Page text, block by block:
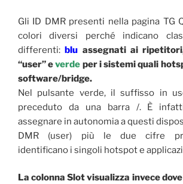
Gli ID DMR presenti nella pagina TG
colori diversi perché indicano
differenti:blu assegnati ai
“user” everde per i sistemi quali
software/bridge.
Nel pulsante verde, il suffisso in
preceduto da una barra /. È
assegnare in autonomia a questi
DMR (user) più le due cifre
identificano i singoli hotspot e
La colonna Slot visualizza invece